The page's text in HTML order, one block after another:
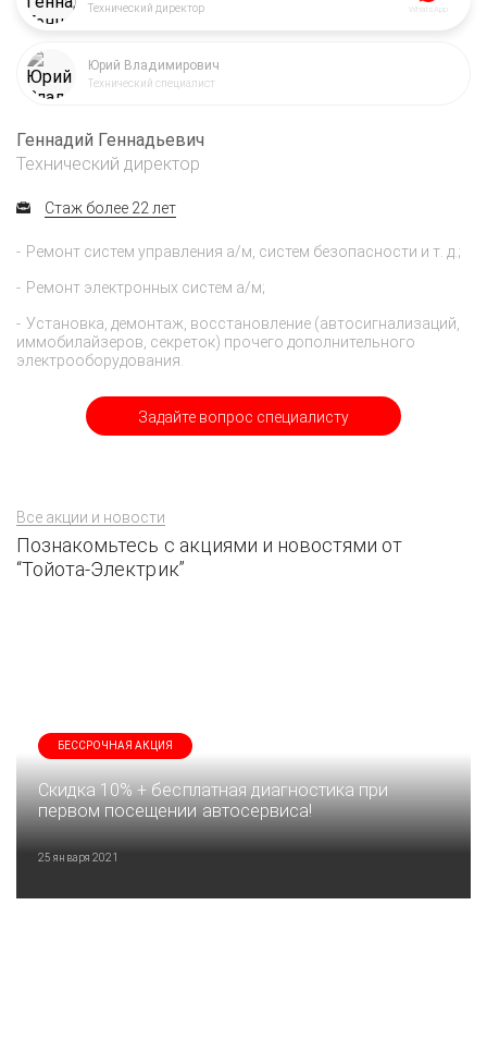
Технический директор WhatsApp
Юрий Владимирович
Технический специалист
Задайте вопрос специалисту
Геннадий Геннадьевич
Технический директор
Стаж более 22 лет
Ремонт систем управления а/м, систем безопасности и т. д.;
Ремонт электронных систем а/м;
Установка, демонтаж, восстановление (автосигнализаций,
иммобилайзеров, секреток) прочего дополнительного
электрооборудования.
Все акции и новости
Познакомьтесь с акциями и новостями от
“Тойота-Электрик”
БЕССРОЧНАЯ АКЦИЯ
Скидка 10% + бесплатная диагностика при
первом посещении автосервиса!
25 января 2021